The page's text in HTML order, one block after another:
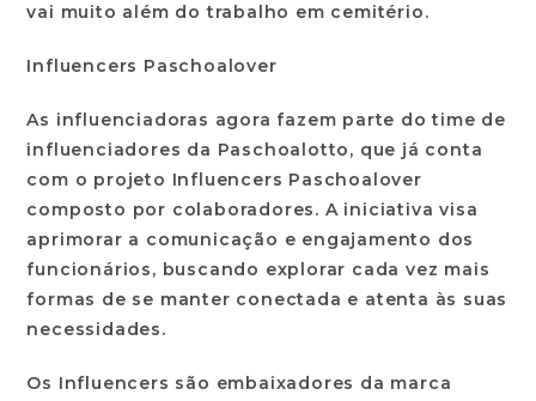
vai muito além do trabalho em cemitério.
Influencers Paschoalover
As influenciadoras agora fazem parte do time de
influenciadores da Paschoalotto, que já conta
com o projeto Influencers Paschoalover
composto por colaboradores. A iniciativa visa
aprimorar a comunicação e engajamento dos
funcionários, buscando explorar cada vez mais
formas de se manter conectada e atenta às suas
necessidades.
Os Influencers são embaixadores da marca